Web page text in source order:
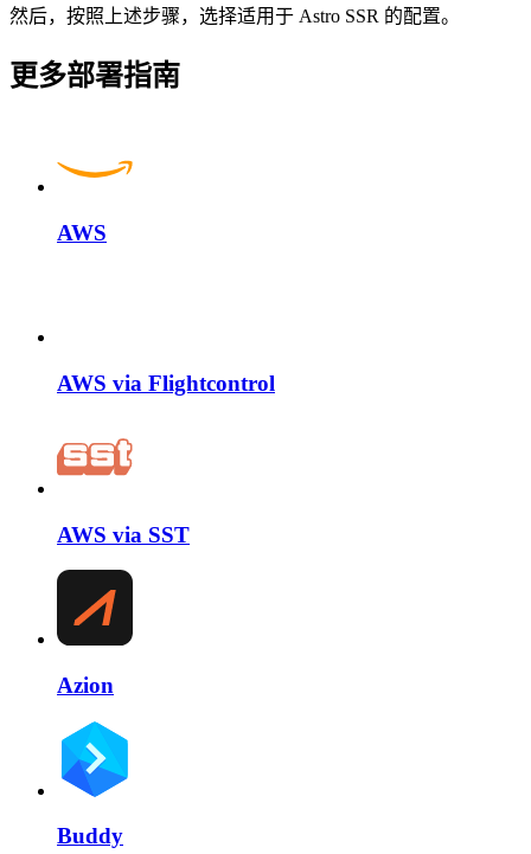
然后，按照上述步骤，选择适用于 Astro SSR 的配置。
更多部署指南
AWS
AWS via Flightcontrol
AWS via SST
Azion
Buddy